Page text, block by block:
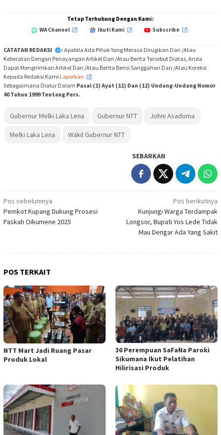
Tetap Terhubung Dengan Kami:
WA Channel Ikuti Kami Subscribe
CATATAN REDAKSI : Apabila Ada Pihak Yang Merasa Dirugikan Dan /Atau
Keberatan Dengan Penayangan Artikel Dan /Atau Berita Tersebut Diatas, Anda
Dapat Mengirimkan Artikel Dan /Atau Berita Berisi Sanggahan Dan /Atau Koreksi
Kepada Redaksi Kami Laporkan
,
Sebagaimana Diatur Dalam Pasal (1) Ayat (11) Dan (12) Undang-Undang Nomor
40 Tahun 1999 Tentang Pers.
Gubernur Melki Laka Lena Gubernur NTT Johni Asadoma
Melki Laka Lena Wakil Gubernur NTT
SEBARKAN
Navigasi
pos
Pos sebelumnya
Pemkot Kupang Dukung Prosesi
Paskah Oikumene 2025
Pos berikutnya
Kunjungi Warga Terdampak
Longsor, Bupati Yos Lede Tidak
Mau Dengar Ada Yang Sakit
POS TERKAIT
NTT Mart Jadi Ruang Pasar
Produk Lokal
30 Perempuan SaFaNa Paroki
Sikumana Ikut Pelatihan
Hilirisasi Produk